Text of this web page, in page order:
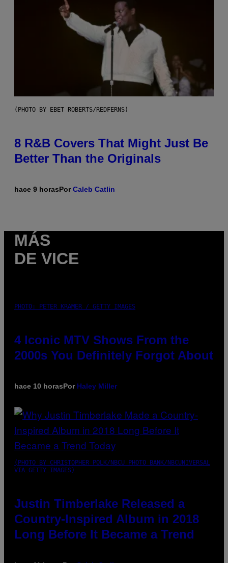
(PHOTO BY EBET ROBERTS/REDFERNS)
8 R&B Covers That Might Just Be
Better Than the Originals
hace 9 horasPorCaleb Catlin
MÁS
DE VICE
PHOTO: PETER KRAMER / GETTY IMAGES
4 Iconic MTV Shows From the
2000s You Definitely Forgot About
hace 10 horasPor Haley Miller
(PHOTO BY CHRISTOPHER POLK/NBCU PHOTO BANK/NBCUNIVERSAL
VIA GETTY IMAGES)
Justin Timberlake Released a
Country-Inspired Album in 2018
Long Before It Became a Trend